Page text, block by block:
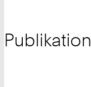
Publikation